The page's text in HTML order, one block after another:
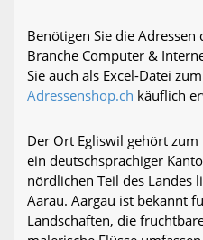
Benötigen Sie die
Branche Computer &
Sie auch als Excel-Datei
Adressenshop.ch käuflich
Der Ort Egliswil gehört
ein deutschsprachiger
nördlichen Teil des Landes
Aarau. Aargau ist bekannt
Landschaften, die